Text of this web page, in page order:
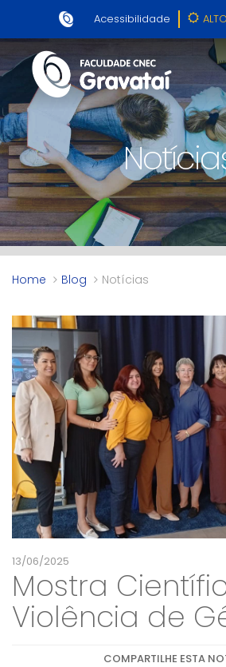
Acessibilidade
Home Blog Notícias
13/06/2025
Mostra
Violência de
COMPARTILHE ESTA